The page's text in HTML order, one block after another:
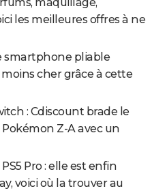
les meilleures offres à ne
smartphone pliable
cher grâce à cette
: Cdiscount brade le
Z-A avec un
Pro : elle est enfin
voici où la trouver au